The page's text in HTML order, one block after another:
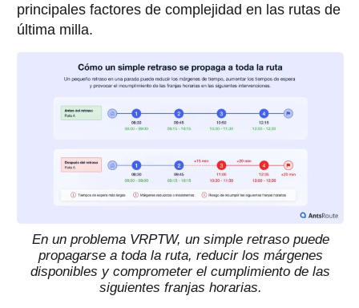
principales factores de complejidad en las rutas de
última milla.
En un problema VRPTW, un simple retraso puede
propagarse a toda la ruta, reducir los márgenes
disponibles y comprometer el cumplimiento de las
siguientes franjas horarias.